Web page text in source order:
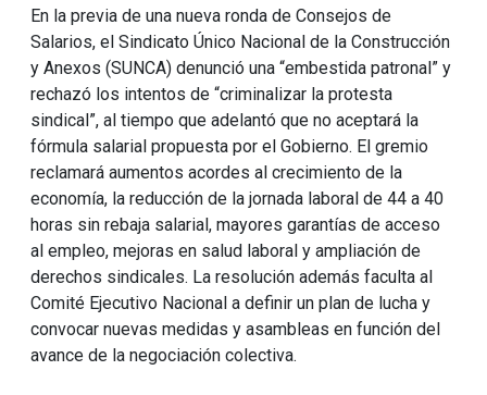
En la previa de una nueva ronda de Consejos de
Salarios, el Sindicato Único Nacional de la Construcción
y Anexos (SUNCA) denunció una “embestida patronal” y
rechazó los intentos de “criminalizar la protesta
sindical”, al tiempo que adelantó que no aceptará la
fórmula salarial propuesta por el Gobierno. El gremio
reclamará aumentos acordes al crecimiento de la
economía, la reducción de la jornada laboral de 44 a 40
horas sin rebaja salarial, mayores garantías de acceso
al empleo, mejoras en salud laboral y ampliación de
derechos sindicales. La resolución además faculta al
Comité Ejecutivo Nacional a definir un plan de lucha y
convocar nuevas medidas y asambleas en función del
avance de la negociación colectiva.